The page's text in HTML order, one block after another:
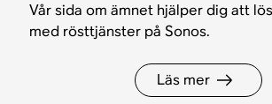
Vår sida om ämnet hjälper dig att
med rösttjänster på Sonos.
Läs mer